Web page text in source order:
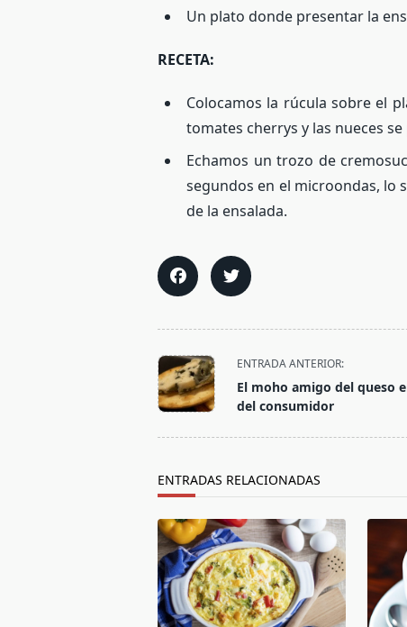
Un plato donde presentar la
RECETA:
Colocamos la rúcula sobre el
tomates cherrys y las nueces
Echamos un trozo de
segundos en el microondas, lo
de la ensalada.
<span
class="nav-
subtitle
ENTRADA ANTERIOR:
El moho amigo del queso
del consumidor
ENTRADAS RELACIONADAS